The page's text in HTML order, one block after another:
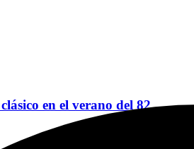
en el verano del 82